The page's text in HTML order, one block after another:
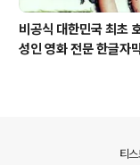
비공식 대한민국 최초
성인 영화 전문 한글자
티스